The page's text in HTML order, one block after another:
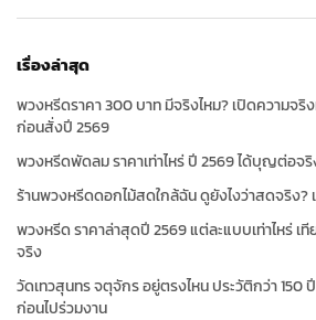
32,500 ฿.30,000 ฿.
เรื่องล่าสุด
พวงหรีดราคา 300 บาท มีจริงไหม? เปิดความจ
ก่อนสั่งปี 2569
พวงหรีดพัดลม ราคาเท่าไหร่ ปี 2569 ได้บุญต่อจ
ร้านพวงหรีดดอกไม้สดใกล้ฉัน ดูยังไงว่าสดจริง?
พวงหรีด ราคาล่าสุดปี 2569 แต่ละแบบเท่าไหร่ เ
จริง
วัดเทวสุนทร จตุจักร อยู่ตรงไหน ประวัติกว่า 150
ก่อนไปร่วมงาน